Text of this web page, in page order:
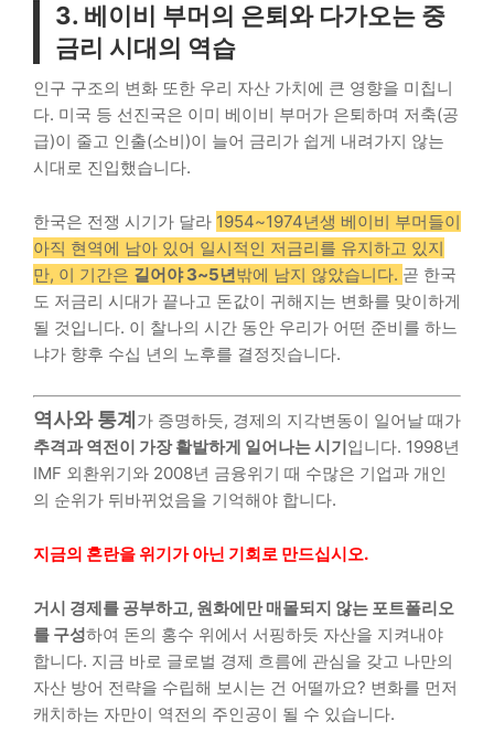
3. 베이비 부머의 은퇴와 다가오는 중
금리 시대의 역습
인구 구조의 변화 또한 우리 자산 가치에 큰 영향을 미칩니
다. 미국 등 선진국은 이미 베이비 부머가 은퇴하며 저축(공
급)이 줄고 인출(소비)이 늘어 금리가 쉽게 내려가지 않는
시대로 진입했습니다.
한국은 전쟁 시기가 달라 1954~1974년생 베이비 부머들이
아직 현역에 남아 있어 일시적인 저금리를 유지하고 있지
만, 이 기간은 길어야 3~5년밖에 남지 않았습니다. 곧 한국
도 저금리 시대가 끝나고 돈값이 귀해지는 변화를 맞이하게
될 것입니다. 이 찰나의 시간 동안 우리가 어떤 준비를 하느
냐가 향후 수십 년의 노후를 결정짓습니다.
역사와 통계가 증명하듯, 경제의 지각변동이 일어날 때가
추격과 역전이 가장 활발하게 일어나는 시기입니다. 1998년
IMF 외환위기와 2008년 금융위기 때 수많은 기업과 개인
의 순위가 뒤바뀌었음을 기억해야 합니다.
지금의 혼란을 위기가 아닌 기회로 만드십시오.
거시 경제를 공부하고, 원화에만 매몰되지 않는 포트폴리오
를 구성하여 돈의 홍수 위에서 서핑하듯 자산을 지켜내야
합니다. 지금 바로 글로벌 경제 흐름에 관심을 갖고 나만의
자산 방어 전략을 수립해 보시는 건 어떨까요? 변화를 먼저
캐치하는 자만이 역전의 주인공이 될 수 있습니다.